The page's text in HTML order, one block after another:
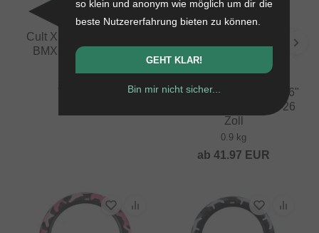
Cult X Vans "Waffle 18"
BMX Reifen - 18 Zoll
Special Camo Edition 26"
BMX Cruiser Reifen - 26
Zoll
0.9 kg
ab 41.97 EUR
so klein und anonym wie möglich um dir die
beste Nutzererfahrung bieten zu können.
GEHT KLAR!
Bin mir nicht sicher...